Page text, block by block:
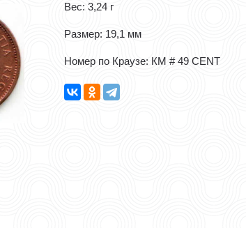
Вес: 3,24 г
Размер: 19,1 мм
Номер по Краузе: КМ # 49 CENT